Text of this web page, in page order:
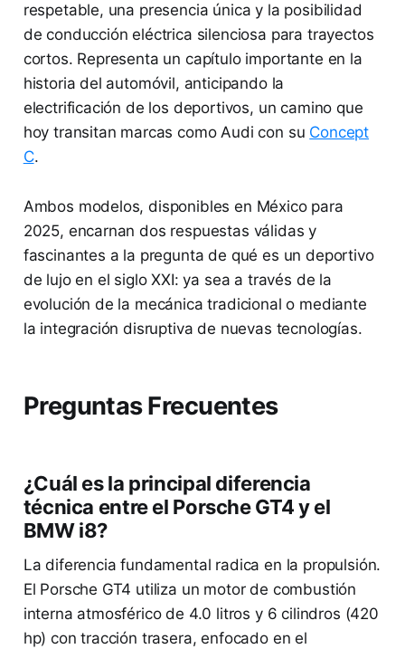
respetable, una presencia única y la posibilidad
de conducción eléctrica silenciosa para trayectos
cortos. Representa un capítulo importante en la
historia del automóvil, anticipando la
electrificación de los deportivos, un camino que
hoy transitan marcas como Audi con su Concept
C.
Ambos modelos, disponibles en México para
2025, encarnan dos respuestas válidas y
fascinantes a la pregunta de qué es un deportivo
de lujo en el siglo XXI: ya sea a través de la
evolución de la mecánica tradicional o mediante
la integración disruptiva de nuevas tecnologías.
Preguntas Frecuentes
¿Cuál es la principal diferencia
técnica entre el Porsche GT4 y el
BMW i8?
La diferencia fundamental radica en la propulsión.
El Porsche GT4 utiliza un motor de combustión
interna atmosférico de 4.0 litros y 6 cilindros (420
hp) con tracción trasera, enfocado en el